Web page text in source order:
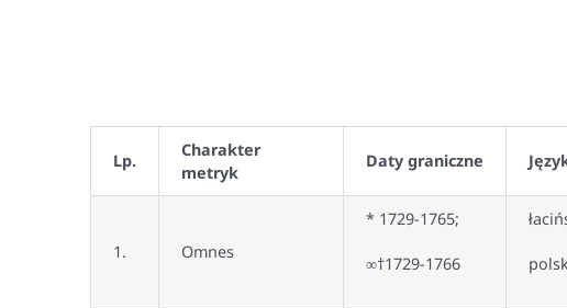
Lp.
Charakter
metryk
Daty graniczne
1. Omnes
* 1729-1765;
∞†1729-1766